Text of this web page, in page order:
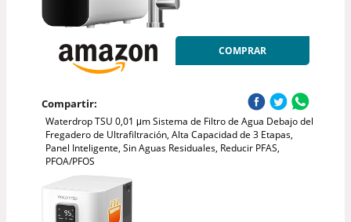
COMPRAR
Compartir:
Waterdrop TSU 0,01 μm Sistema de Filtro de Agua Debajo del
Fregadero de Ultrafiltración, Alta Capacidad de 3 Etapas,
Panel Inteligente, Sin Aguas Residuales, Reducir PFAS,
PFOA/PFOS